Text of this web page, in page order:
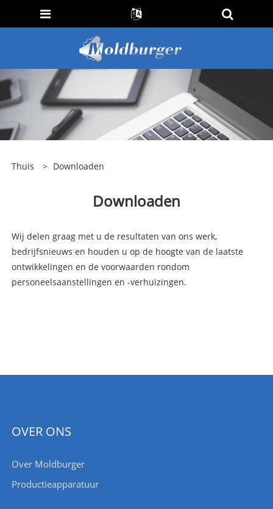
Thuis > Downloaden
Downloaden
Wij delen graag met u de resultaten van ons werk,
bedrijfsnieuws en houden u op de hoogte van de laatste
ontwikkelingen en de voorwaarden rondom
personeelsaanstellingen en -verhuizingen.
OVER ONS
Over Moldburger
Productieapparatuur